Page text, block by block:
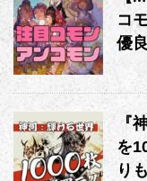
コ
優
『
を
り